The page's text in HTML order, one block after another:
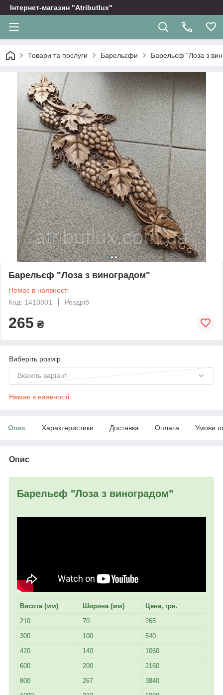
Інтернет-магазин "Atributlux"
Товари та послуги Барельєфи Барельєф "Лоза з
Барельєф "Лоза з виноградом"
Немає в наявності
Код: 1410801
Роздріб
265 ₴
Виберіть розмір
Вкажіть варіант
Немає в наявності
Опис Характеристики Доставка Оплата Умови
Опис
Барельєф "Лоза з виноградом"
Висота (мм) Ширина (мм)
Цена, грн.
210
70
265
300
100
540
420
140
1060
600
200
2160
800
267
3840